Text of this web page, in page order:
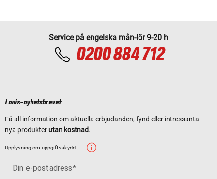
Service på engelska mån-lör 9-20 h
0200 884 712
Louis-nyhetsbrevet
Få all information om aktuella erbjudanden, fynd eller intressanta
nya produkter utan kostnad.
Upplysning om uppgiftsskydd
Din e-postadress